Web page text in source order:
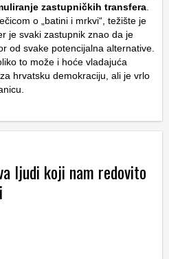
zastupničkih transfera
o „batini i mrkvi“, težište je
je svaki zastupnik znao da je
od svake potencijalna alternative.
to može i hoće vladajuća
hrvatsku demokraciju, ali je vrlo
ljudi koji nam redovito